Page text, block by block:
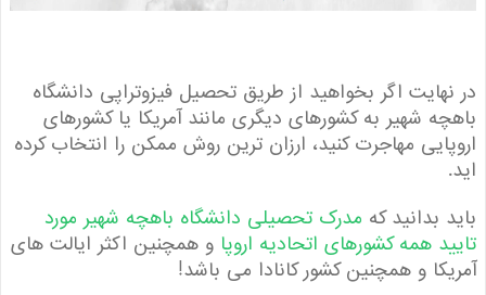
اگر بخواهید از طریق تحصیل فیزوتراپی دانشگاه
شهیر به کشورهای دیگری مانند آمریکا یا کشورهای
مهاجرت کنید، ارزان ترین روش ممکن را انتخاب کرده
بدانید کهمدرک تحصیلی دانشگاه باهچه شهیر مورد
همه کشورهای اتحادیه اروپا و همچنین اکثر ایالت های
و همچنین کشور کانادا می باشد!